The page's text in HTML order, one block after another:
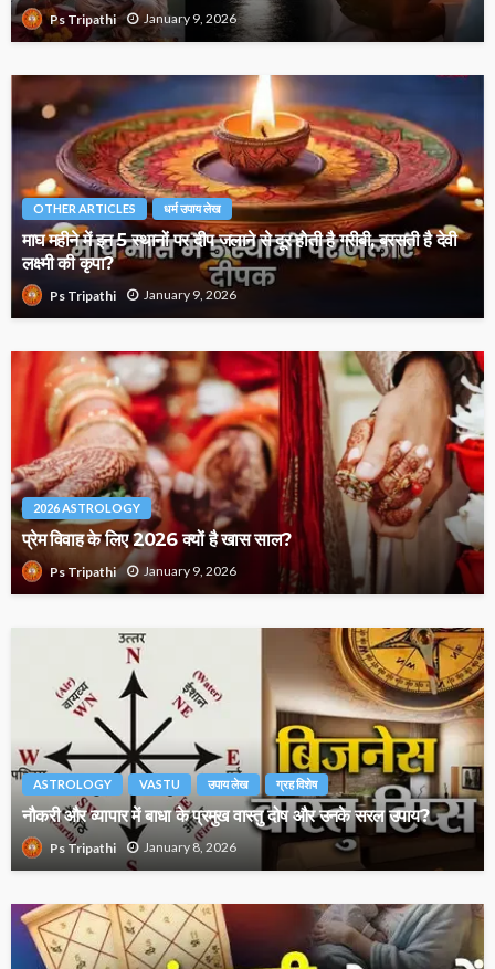
Ps Tripathi January 9, 2026
OTHER ARTICLES धर्म उपाय लेख
माघ महीने में इन 5 स्थानों पर दीप जलाने से दूर होती है गरीबी, बरसती है देवी
लक्ष्मी की कृपा?
Ps Tripathi January 9, 2026
2026 ASTROLOGY
प्रेम विवाह के लिए 2026 क्यों है खास साल?
Ps Tripathi January 9, 2026
ASTROLOGY VASTU उपाय लेख ग्रह विशेष
नौकरी और व्यापार में बाधा के प्रमुख वास्तु दोष और उनके सरल उपाय?
Ps Tripathi January 8, 2026